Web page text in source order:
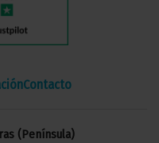
Contacto
(Península)